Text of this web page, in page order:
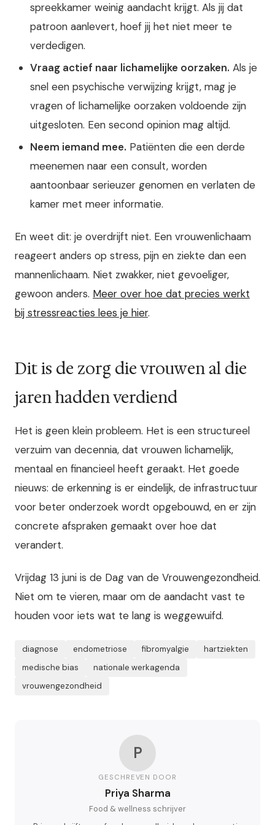
spreekkamer weinig aandacht krijgt. Als jij dat
patroon aanlevert, hoef jij het niet meer te
verdedigen.
Vraag actief naar lichamelijke oorzaken. Als je
snel een psychische verwijzing krijgt, mag je
vragen of lichamelijke oorzaken voldoende zijn
uitgesloten. Een second opinion mag altijd.
Neem iemand mee. Patiënten die een derde
meenemen naar een consult, worden
aantoonbaar serieuzer genomen en verlaten de
kamer met meer informatie.
En weet dit: je overdrijft niet. Een vrouwenlichaam
reageert anders op stress, pijn en ziekte dan een
mannenlichaam. Niet zwakker, niet gevoeliger,
gewoon anders. Meer over hoe dat precies werkt
bij stressreacties lees je hier.
Dit is de zorg die vrouwen al die
jaren hadden verdiend
Het is geen klein probleem. Het is een structureel
verzuim van decennia, dat vrouwen lichamelijk,
mentaal en financieel heeft geraakt. Het goede
nieuws: de erkenning is er eindelijk, de infrastructuur
voor beter onderzoek wordt opgebouwd, en er zijn
concrete afspraken gemaakt over hoe dat
verandert.
Vrijdag 13 juni is de Dag van de Vrouwengezondheid.
Niet om te vieren, maar om de aandacht vast te
houden voor iets wat te lang is weggewuifd.
diagnose endometriose fibromyalgie
hartziekten
medische bias
nationale werkagenda
vrouwengezondheid
P
GESCHREVEN DOOR
Priya Sharma
Food & wellness schrijver